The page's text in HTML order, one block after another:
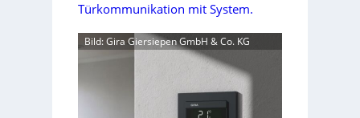
Türkommunikation mit System.
Bild: Gira Giersiepen GmbH & Co. KG